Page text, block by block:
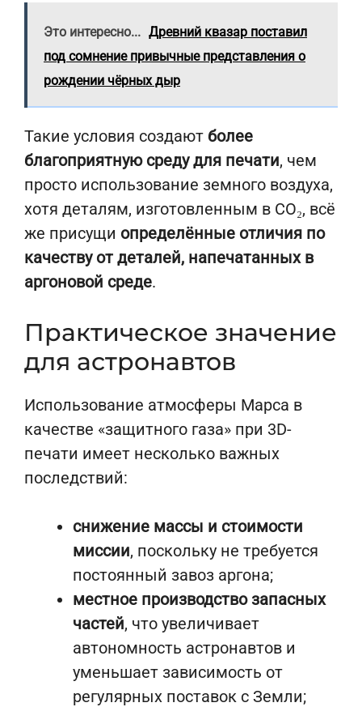
Это интересно... Древний квазар поставил
под сомнение привычные представления о
рождении чёрных дыр
Такие условия создают более
благоприятную среду для печати, чем
просто использование земного воздуха,
хотя деталям, изготовленным в CO₂, всё
же присущи определённые отличия по
качеству от деталей, напечатанных в
аргоновой среде.
Практическое значение
для астронавтов
Использование атмосферы Марса в
качестве «защитного газа» при 3D-
печати имеет несколько важных
последствий:
снижение массы и стоимости
миссии, поскольку не требуется
постоянный завоз аргона;
местное производство запасных
частей, что увеличивает
автономность астронавтов и
уменьшает зависимость от
регулярных поставок с Земли;